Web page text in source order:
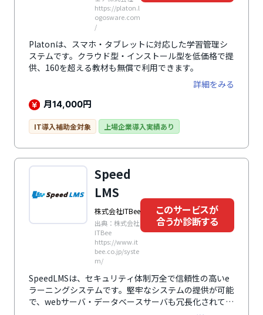
https://platon.l
ogosware.com
/
Platonは、スマホ・タブレットに対応した学習管理シ
ステムです。クラウド型・インストール型を低価格で提
供、160を超える教材も無償で利用できます。
詳細をみる
月14,000円
IT導入補助金対象 上場企業導入実績あり
Speed
LMS
株式会社ITBee
出典：株式会社
ITBee
https://www.it
bee.co.jp/syste
m/
このサービスが
合うか診断する
SpeedLMSは、セキュリティ体制万全で信頼性の高いe
ラーニングシステムです。堅牢なシステムの提供が可能
で、webサーバ・データベースサーバも冗長化されてお